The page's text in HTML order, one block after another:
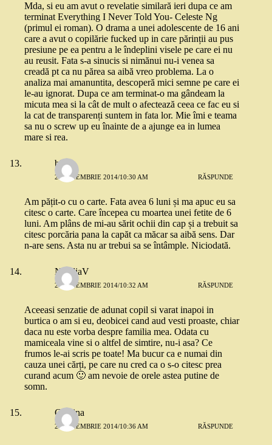
Mda, si eu am avut o revelatie similară ieri dupa ce am
terminat Everything I Never Told You- Celeste Ng
(primul ei roman). O drama a unei adolescente de 16 ani
care a avut o copilărie fucked up in care părinții au pus
presiune pe ea pentru a le îndeplini visele pe care ei nu
au reusit. Fata s-a sinucis si nimănui nu-i venea sa
creadă pt ca nu părea sa aibă vreo problema. La o
analiza mai amanuntita, descoperă mici semne pe care ei
le-au ignorat. Dupa ce am terminat-o ma gândeam la
micuta mea si la cât de mult o afectează ceea ce fac eu si
la cat de transparenți suntem in fata lor. Mie îmi e teama
sa nu o screw up eu înainte de a ajunge ea in lumea
mare si rea.
bibi
25 NOIEMBRIE 2014/10:30 AM RĂSPUNDE
Am pățit-o cu o carte. Fata avea 6 luni și ma apuc eu sa
citesc o carte. Care începea cu moartea unei fetite de 6
luni. Am plâns de mi-au sărit ochii din cap și a trebuit sa
citesc porcăria pana la capăt ca măcar sa aibă sens. Dar
n-are sens. Asta nu ar trebui sa se întâmple. Niciodată.
NataliaV
25 NOIEMBRIE 2014/10:32 AM RĂSPUNDE
Aceeasi senzatie de adunat copil si varat inapoi in
burtica o am si eu, deobicei cand aud vesti proaste, chiar
daca nu este vorba despre familia mea. Odata cu
mamiceala vine si o altfel de simtire, nu-i asa? Ce
frumos le-ai scris pe toate! Ma bucur ca e numai din
cauza unei cărți, pe care nu cred ca o s-o citesc prea
curand acum 🙂 am nevoie de orele astea putine de
somn.
Cristina
25 NOIEMBRIE 2014/10:36 AM RĂSPUNDE